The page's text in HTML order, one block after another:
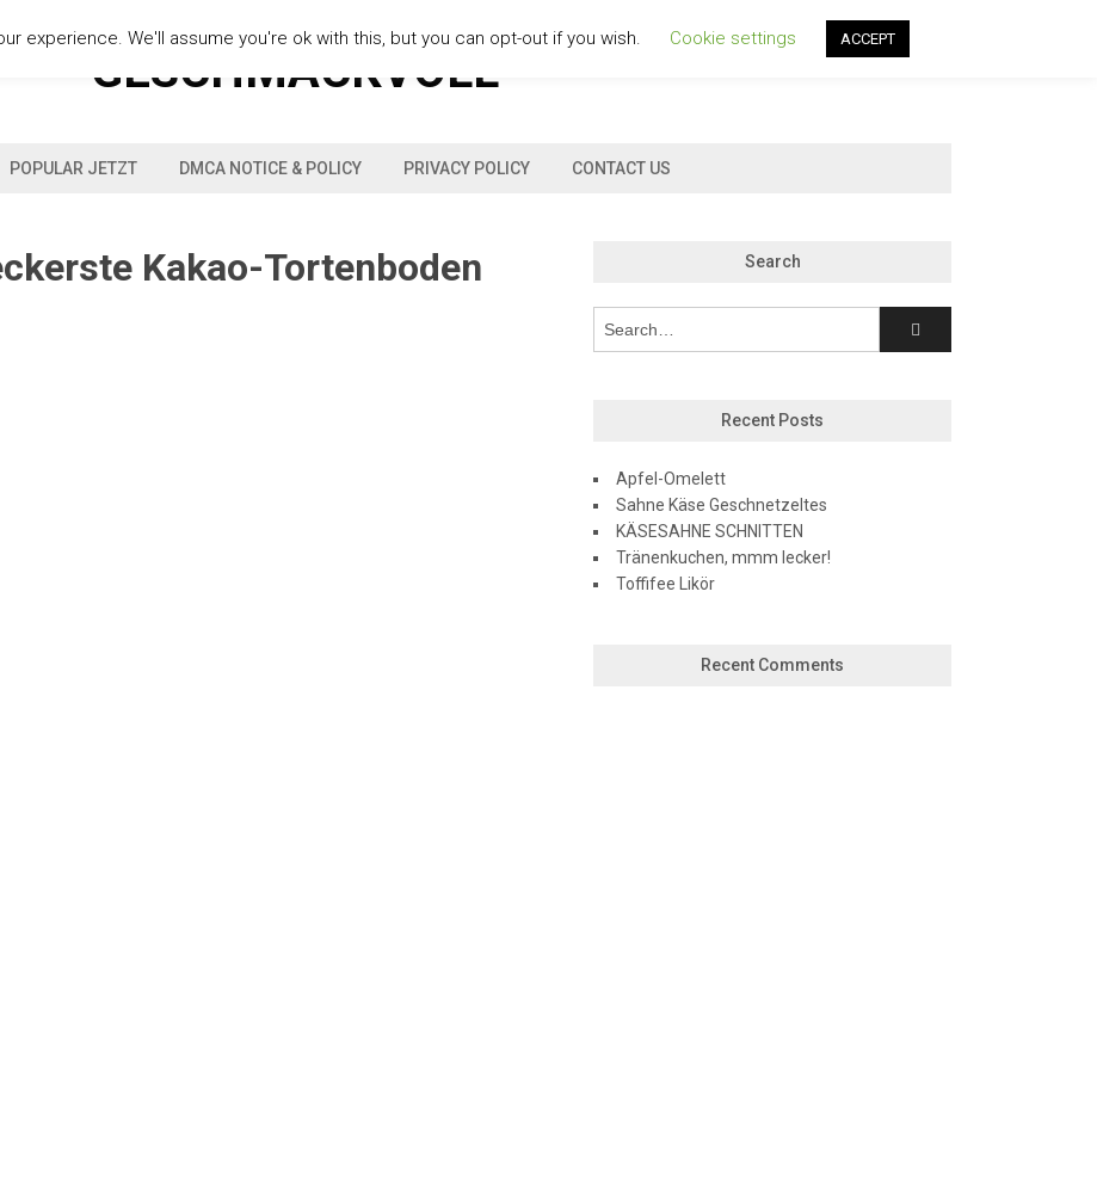
GESCHMACKVOLL
POPULAR JETZT DMCA NOTICE & POLICY PRIVACY POLICY CONTACT US
Kakao-Tortenboden Search
Recent Posts
Apfel-Omelett
Sahne Käse Geschnetzeltes
KÄSESAHNE SCHNITTEN
Tränenkuchen, mmm lecker!
Toffifee Likör
Recent Comments
experience. We'll assume you're ok with this, but you can opt-out if you wish. Cookie settings ACCEPT